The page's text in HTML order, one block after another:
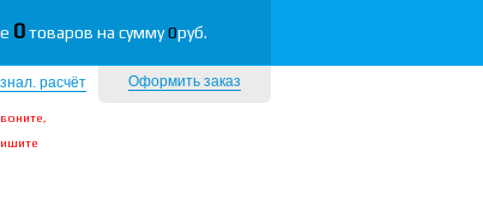
0товаров на сумму0руб.
Оформить заказ
расчёт